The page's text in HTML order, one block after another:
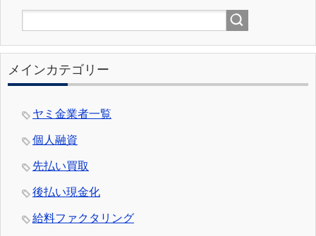
メインカテゴリー
ヤミ金業者一覧
個人融資
先払い買取
後払い現金化
給料ファクタリング